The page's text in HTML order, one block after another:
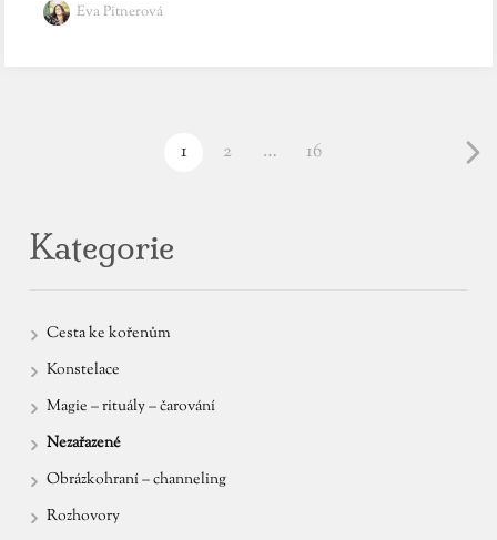
Eva Pitnerová
1 2 … 16
Kategorie
Cesta ke kořenům
Konstelace
Magie – rituály – čarování
Nezařazené
Obrázkohraní – channeling
Rozhovory